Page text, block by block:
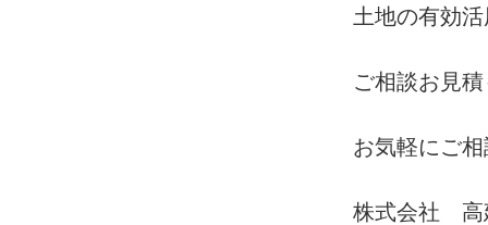
土地の有効
ご相談お見
お気軽にご
株式会社 高